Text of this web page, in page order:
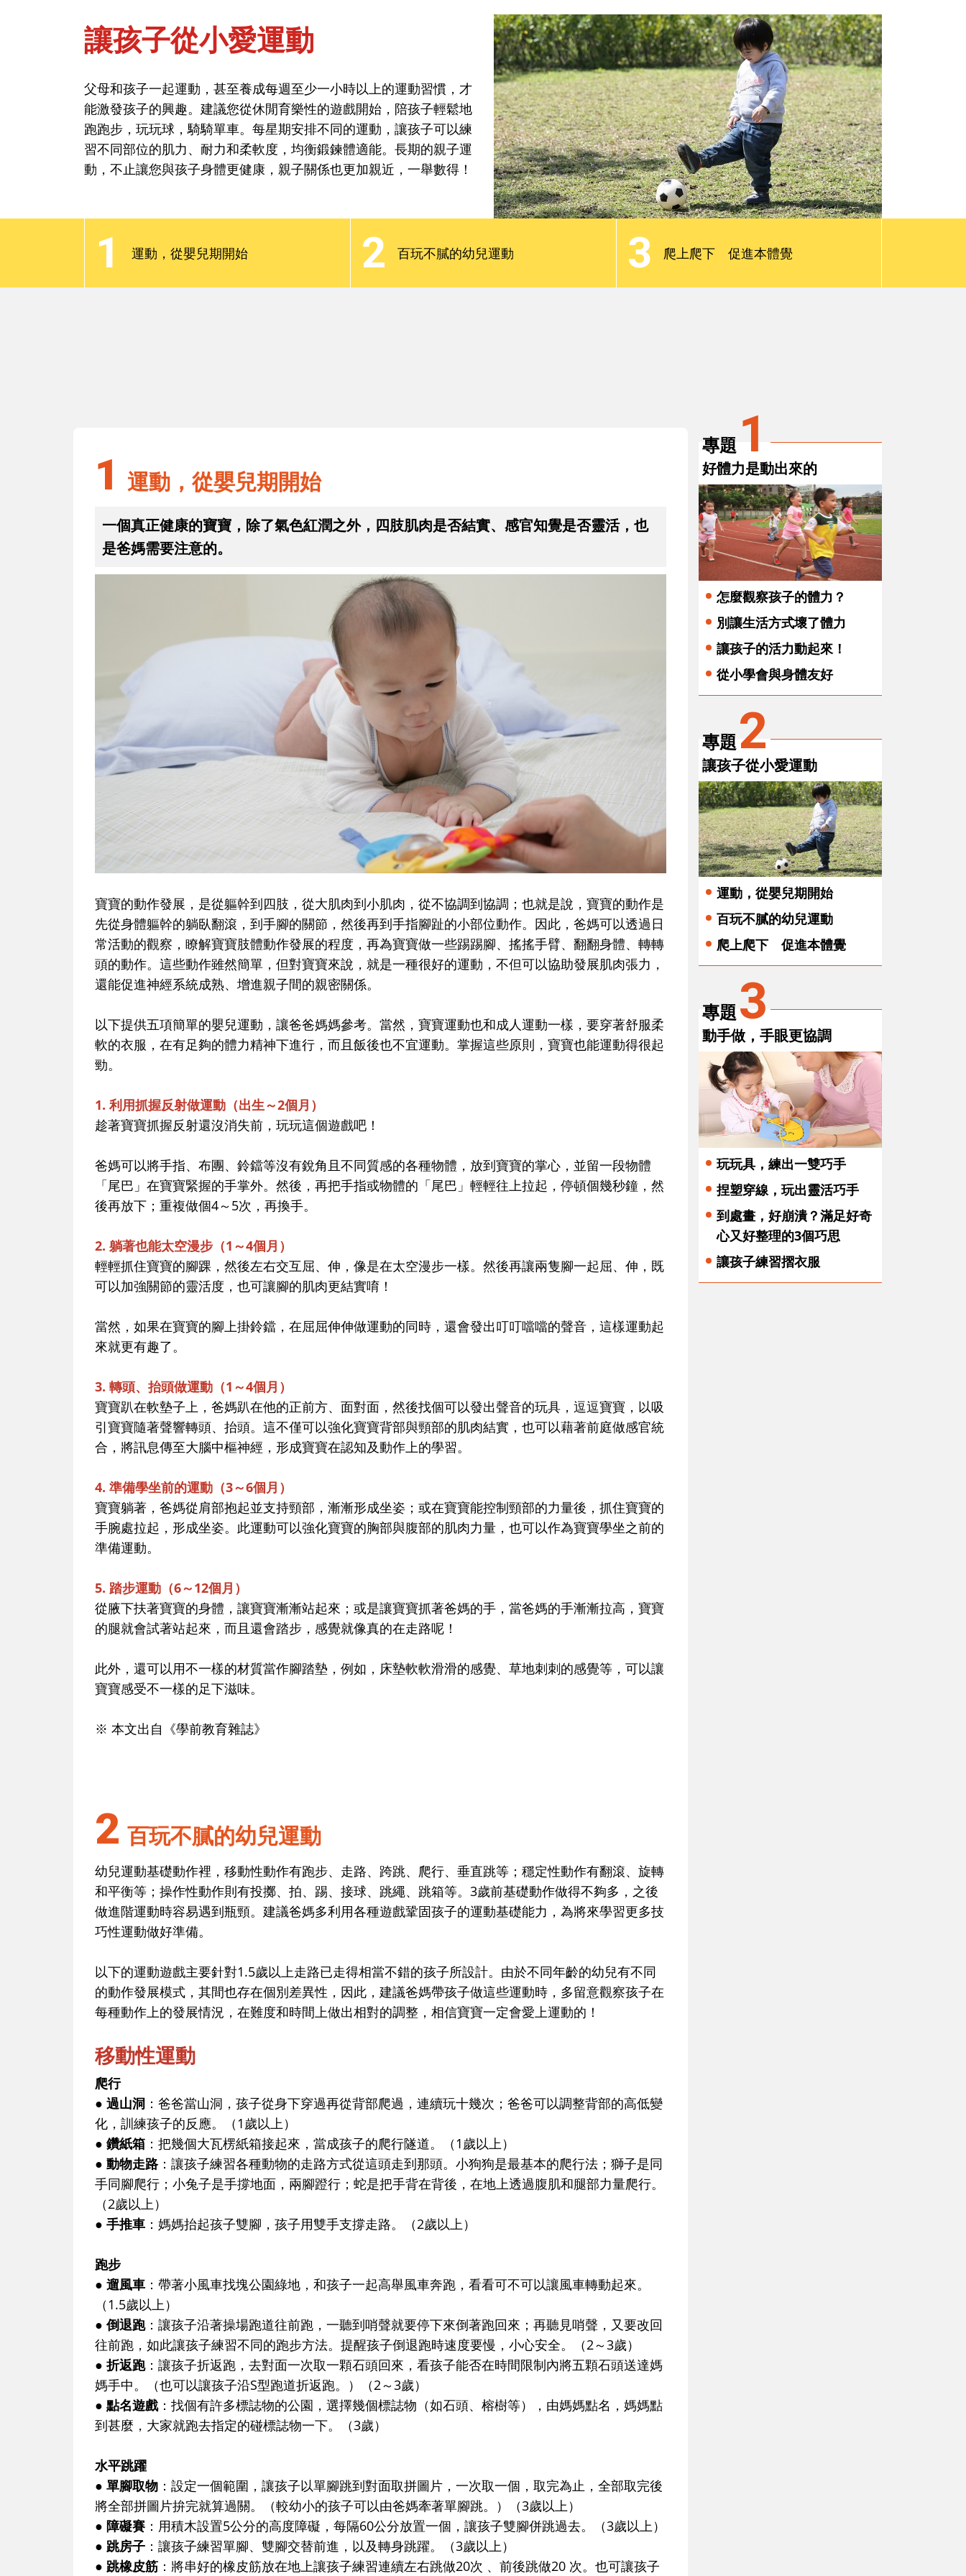
最新觀點 Podcast 親子慢讀 請問專家 會員限定服務
首頁 能力與學習-動作能力
讓孩子從小愛運動
父母和孩子一起運動，甚至養成每週至少一小時以上的運動習慣，才
能激發孩子的興趣。建議您從休閒育樂性的遊戲開始，陪孩子輕鬆地
跑跑步，玩玩球，騎騎單車。每星期安排不同的運動，讓孩子可以練
習不同部位的肌力、耐力和柔軟度，均衡鍛鍊體適能。長期的親子運
動，不止讓您與孩子身體更健康，親子關係也更加親近，一舉數得！
1 運動，從嬰兒期開始 2 百玩不膩的幼兒運動 3 爬上爬下 促進本體覺
讓孩子從小愛運動
習不同部位的肌力、耐力和柔軟度，均衡鍛鍊體適能。長期的親子運
動，不止讓您與孩子身體更健康，親子關係也更加親近，一舉數得！
1 運動，從嬰兒期開始
一個真正健康的寶寶，除了氣色紅潤之外，四肢肌肉是否結實、感官知覺是否靈活，也
是爸媽需要注意的。
寶寶的動作發展， 是從軀幹到四肢，從大肌肉到小肌肉，從不協調到協調 ；也就是說，寶寶的動作是
先從身體軀幹的躺臥翻滾，到手腳的關節，然後再到手指腳趾的小部位動作。因此，爸媽可以透過日
常活動的觀察，瞭解寶寶肢體動作發展的程度，再為寶寶做一些踢踢腳、搖搖手臂、翻翻身體、轉轉
頭的動作。這些動作雖然簡單，但對寶寶來說，就是一種很好的運動，不但可以協助發展肌肉張力，
還能促進神經系統成熟、增進親子間的親密關係。
以下提供五項簡單的嬰兒運動，讓爸爸媽媽參考。當然，寶寶運動也和成人運動一樣，要穿著舒服柔
軟的衣服，在有足夠的體力精神下進行，而且飯後也不宜運動。掌握這些原則，寶寶也能運動得很起
勁。
1. 利用抓握反射做運動（出生～2個月）
趁著寶寶抓握反射還沒消失前，玩玩這個遊戲吧！
爸媽可以將手指、布團、鈴鐺等沒有銳角且不同質感的各種物體，放到寶寶的掌心，並留一段物體
「尾巴」在寶寶緊握的手掌外。然後，再把手指或物體的「尾巴」輕輕往上拉起，停頓個幾秒鐘，然
後再放下；重複做個4～5次，再換手。
2. 躺著也能太空漫步（1～4個月）
輕輕抓住寶寶的腳踝，然後左右交互屈、伸，像是在太空漫步一樣。然後再讓兩隻腳一起屈、伸，既
可以加強關節的靈活度，也可讓腳的肌肉更結實唷！
當然，如果在寶寶的腳上掛鈴鐺，在屈屈伸伸做運動的同時，還會發出叮叮噹噹的聲音，這樣運動起
來就更有趣了。
3. 轉頭、抬頭做運動（1～4個月）
寶寶趴在軟墊子上，爸媽趴在他的正前方、面對面，然後找個可以發出聲音的玩具，逗逗寶寶，以吸
引寶寶隨著聲響轉頭、抬頭。這不僅可以強化寶寶背部與頸部的肌肉結實，也可以藉著前庭做感官統
合，將訊息傳至大腦中樞神經，形成寶寶在認知及動作上的學習。
4. 準備學坐前的運動（3～6個月）
寶寶躺著，爸媽從肩部抱起並支持頸部，漸漸形成坐姿；或在寶寶能控制頸部的力量後，抓住寶寶的
手腕處拉起，形成坐姿。此運動可以強化寶寶的胸部與腹部的肌肉力量，也可以作為寶寶學坐之前的
準備運動。
5. 踏步運動（6～12個月）
從腋下扶著寶寶的身體，讓寶寶漸漸站起來；或是讓寶寶抓著爸媽的手，當爸媽的手漸漸拉高，寶寶
的腿就會試著站起來，而且還會踏步，感覺就像真的在走路呢！
此外，還可以用不一樣的材質當作腳踏墊，例如，床墊軟軟滑滑的感覺、草地刺刺的感覺等，可以讓
寶寶感受不一樣的足下滋味。
※ 本文出自《學前教育雜誌》
2 百玩不膩的幼兒運動
幼兒運動基礎動作裡，移動性動作有跑步、走路、跨跳、爬行、垂直跳等；穩定性動作有翻滾、旋轉
和平衡等；操作性動作則有投擲、拍、踢、接球、跳繩、跳箱等。3歲前基礎動作做得不夠多，之後
做進階運動時容易遇到瓶頸。建議爸媽多利用各種遊戲鞏固孩子的運動基礎能力，為將來學習更多技
巧性運動做好準備。
以下的運動遊戲主要針對1.5歲以上走路已走得相當不錯的孩子所設計。由於不同年齡的幼兒有不同
的動作發展模式，其間也存在個別差異性，因此，建議爸媽帶孩子做這些運動時，多留意觀察孩子在
每種動作上的發展情況，在難度和時間上做出相對的調整，相信寶寶一定會愛上運動的！
移動性運動
爬行
● 過山洞 ：爸爸當山洞，孩子從身下穿過再從背部爬過，連續玩十幾次；爸爸可以調整背部的高低變
化，訓練孩子的反應。（1歲以上）
● 鑽紙箱 ：把幾個大瓦楞紙箱接起來，當成孩子的爬行隧道。（1歲以上）
● 動物走路：讓孩子練習各種動物的走路方式從這頭走到那頭。小狗狗是最基本的爬行法；獅子是同
手同腳爬行；小兔子是手撐地面，兩腳蹬行；蛇是把手背在背後，在地上透過腹肌和腿部力量爬行。
（2歲以上）
● 手推車 ：媽媽抬起孩子雙腳，孩子用雙手支撐走路。（2歲以上）
跑步
● 遛風車 ：帶著小風車找塊公園綠地，和孩子一起高舉風車奔跑，看看可不可以讓風車轉動起來。
（1.5歲以上）
● 倒退跑：讓孩子沿著操場跑道往前跑，一聽到哨聲就要停下來倒著跑回來；再聽見哨聲，又要改回
往前跑，如此讓孩子練習不同的跑步方法。提醒孩子倒退跑時速度要慢，小心安全。（2～3歲）
● 折返跑：讓孩子折返跑，去對面一次取一顆石頭回來，看孩子能否在時間限制內將五顆石頭送達媽
媽手中。（也可以讓孩子沿S型跑道折返跑。）（2～3歲）
● 點名遊戲：找個有許多標誌物的公園，選擇幾個標誌物（如石頭、榕樹等），由媽媽點名，媽媽點
到甚麼，大家就跑去指定的碰標誌物一下。（3歲）
水平跳躍
● 單腳取物 ：設定一個範圍，讓孩子以單腳跳到對面取拼圖片，一次取一個，取完為止，全部取完後
將全部拼圖片拚完就算過關。（較幼小的孩子可以由爸媽牽著單腳跳。）（3歲以上）
● 障礙賽 ：用積木設置5公分的高度障礙，每隔60公分放置一個，讓孩子雙腳併跳過去。（3歲以上）
● 跳房子 ：讓孩子練習單腳、雙腳交替前進，以及轉身跳躍。（3歲以上）
● 跳橡皮筋 ：將串好的橡皮筋放在地上讓孩子練習連續左右跳做20次 、前後跳做20 次。也可讓孩子
專題 1
好體力是動出來的
怎麼觀察孩子的體力？
別讓生活方式壞了體力
讓孩子的活力動起來！
從小學會與身體友好
專題2
讓孩子從小愛運動
運動，從嬰兒期開始
百玩不膩的幼兒運動
爬上爬下 促進本體覺
專題3
動手做，手眼更協調
玩玩具，練出一雙巧手
捏塑穿線，玩出靈活巧手
到處畫，好崩潰？滿足好奇
心又好整理的3個巧思
讓孩子練習摺衣服